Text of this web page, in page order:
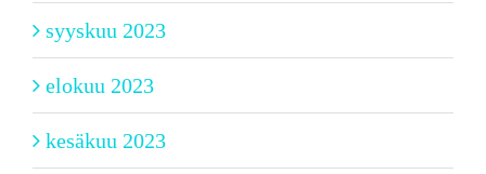
syyskuu 2023
elokuu 2023
kesäkuu 2023